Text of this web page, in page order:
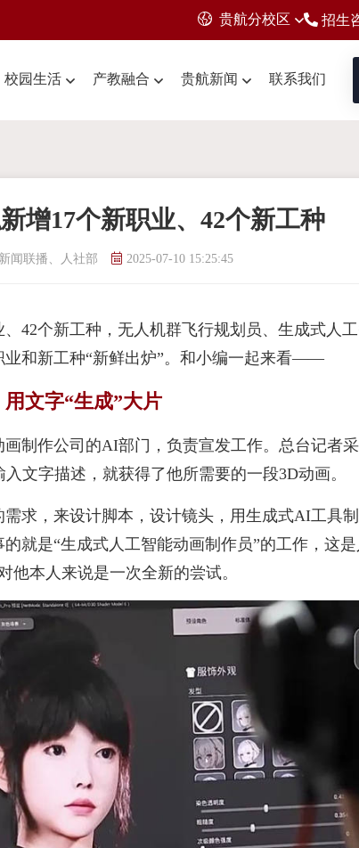
贵航分校区 招生
校园生活 产教融合 贵航新闻 联系我们
增17个新职业、42个新工种
闻联播、人社部 2025-07-10 15:25:45
42个新工种，无人机群飞行规划员、生成式人
和新工种“新鲜出炉”。和小编一起来看——
用文字“生成”大片
制作公司的AI部门，负责宣发工作。总台记者
文字描述，就获得了他所需要的一段3D动画。
求，来设计脚本，设计镜头，用生成式AI工具
就是“生成式人工智能动画制作员”的工作，这
他本人来说是一次全新的尝试。